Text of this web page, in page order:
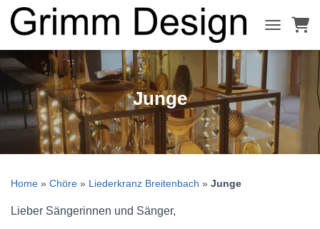
Junge
Home » Chöre » Liederkranz Breitenbach » Junge
Lieber Sängerinnen und Sänger,